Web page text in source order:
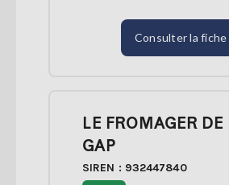
Consulter la fiche
LE FROMAGER DE
GAP
SIREN : 932447840